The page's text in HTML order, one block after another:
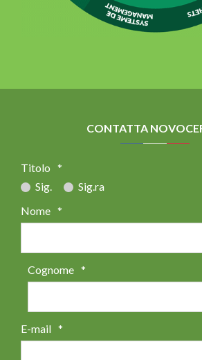
CONTATTA
Titolo *
Sig.
Sig.ra
Nome *
Cognome *
E-mail *